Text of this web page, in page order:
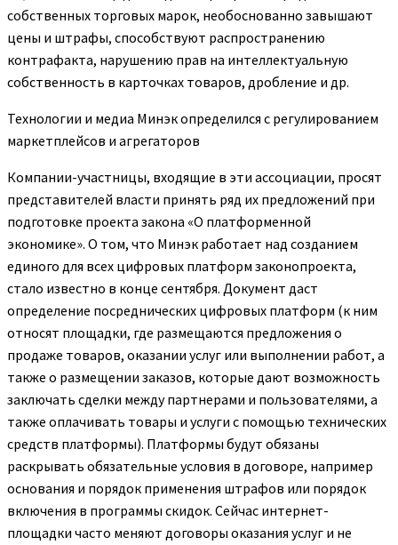
собственных торговых марок, необоснованно завышают
цены и штрафы, способствуют распространению
контрафакта, нарушению прав на интеллектуальную
собственность в карточках товаров, дробление и др.
Технологии и медиа Минэк определился с регулированием
маркетплейсов и агрегаторов
Компании-участницы, входящие в эти ассоциации, просят
представителей власти принять ряд их предложений при
подготовке проекта закона «О платформенной
экономике». О том, что Минэк работает над созданием
единого для всех цифровых платформ законопроекта,
стало известно в конце сентября. Документ даст
определение посреднических цифровых платформ (к ним
относят площадки, где размещаются предложения о
продаже товаров, оказании услуг или выполнении работ, а
также о размещении заказов, которые дают возможность
заключать сделки между партнерами и пользователями, а
также оплачивать товары и услуги с помощью технических
средств платформы). Платформы будут обязаны
раскрывать обязательные условия в договоре, например
основания и порядок применения штрафов или порядок
включения в программы скидок. Сейчас интернет-
площадки часто меняют договоры оказания услуг и не